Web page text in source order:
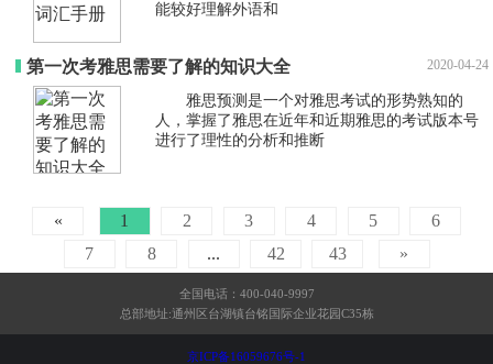
能较好理解外语和
第一次考雅思需要了解的知识大全 2020-04-24
雅思预测是一个对雅思考试的形势熟知的
人，掌握了雅思在近年和近期雅思的考试版本号
进行了理性的分析和推断
« 1 2 3 4 5
6
7
8 ... 42 43 »
全国电话：400-040-9997
总部地址:通州区台湖镇台铭国际企业花园C35栋
京ICP备16059676号-1